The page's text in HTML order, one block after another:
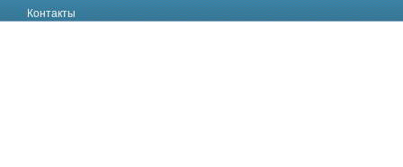
Контакты